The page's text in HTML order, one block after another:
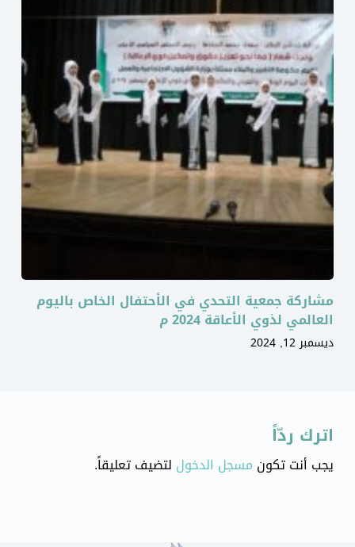
مشاركة جمعية التحدي في الأحتفال الخاص باليوم
العالمي لذوي الأعاقة 2024 م
ديسمبر 12, 2024
اترك ردّاً
يجب أنت تكون مسجل الدخول لتضيف تعليقاً.